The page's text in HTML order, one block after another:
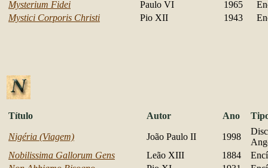
Mysterium Fidei
Paulo VI 1965
Mystici Corporis Christi
Pio XII 1943
Título Autor Ano
Nigéria (Viagem) João Paulo II 1998
Nobilissima Gallorum Gens
Leão XIII 1884